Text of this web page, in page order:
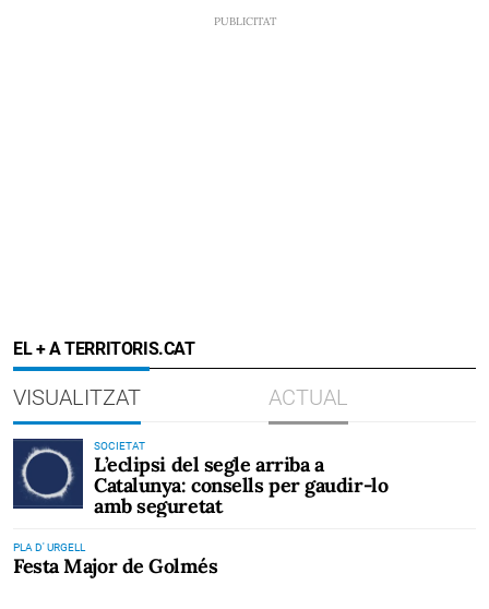
EL + A TERRITORIS.CAT
VISUALITZAT ACTUAL
SOCIETAT
L’eclipsi del segle arriba a
Catalunya: consells per gaudir-lo
amb seguretat
PLA D' URGELL
Festa Major de Golmés